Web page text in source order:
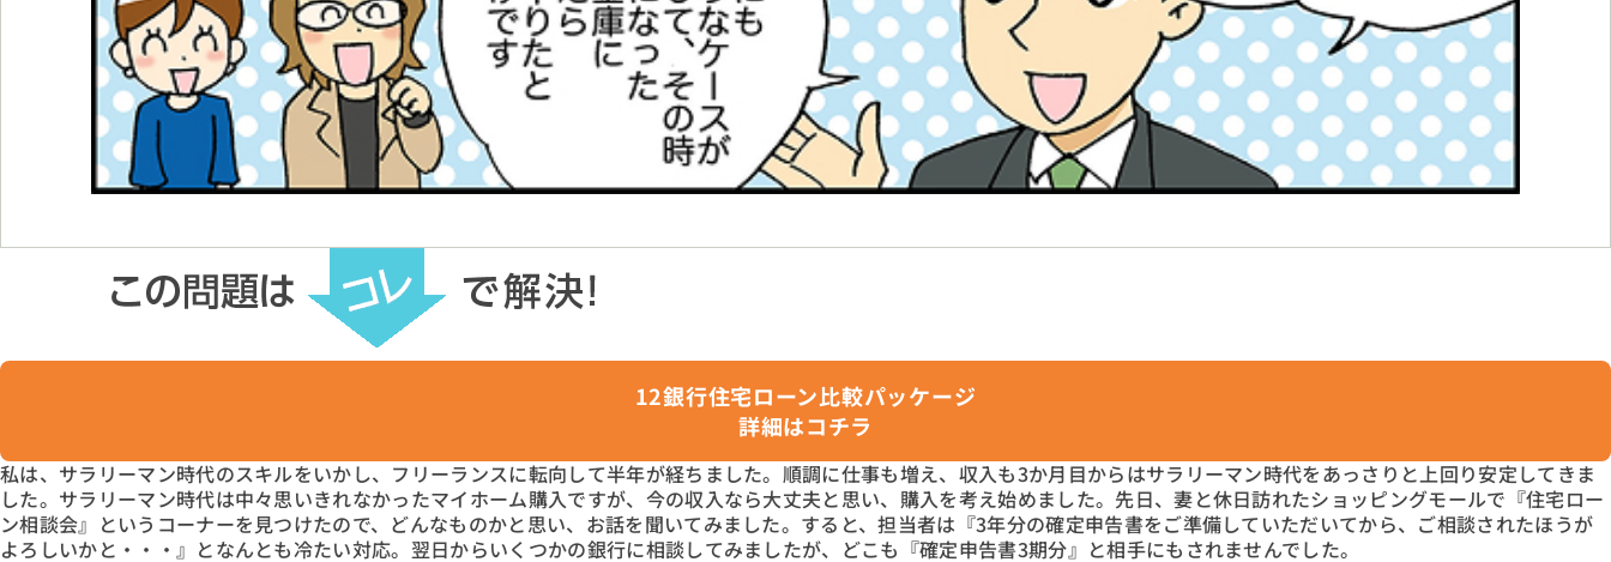
12銀行住宅ローン比較パッケージ
詳細はコチラ
私は、サラリーマン時代のスキルをいかし、フリーランスに転向して半年が経ちました。順調に仕事も増え、収入も3か月目からはサラリーマン時代をあっさりと上回り安定してきま
した。サラリーマン時代は中々思いきれなかったマイホーム購入ですが、今の収入なら大丈夫と思い、購入を考え始めました。先日、妻と休日訪れたショッピングモールで『住宅ロー
ン相談会』というコーナーを見つけたので、どんなものかと思い、お話を聞いてみました。すると、担当者は『3年分の確定申告書をご準備していただいてから、ご相談されたほうが
よろしいかと・・・』となんとも冷たい対応。翌日からいくつかの銀行に相談してみましたが、どこも『確定申告書3期分』と相手にもされませんでした。